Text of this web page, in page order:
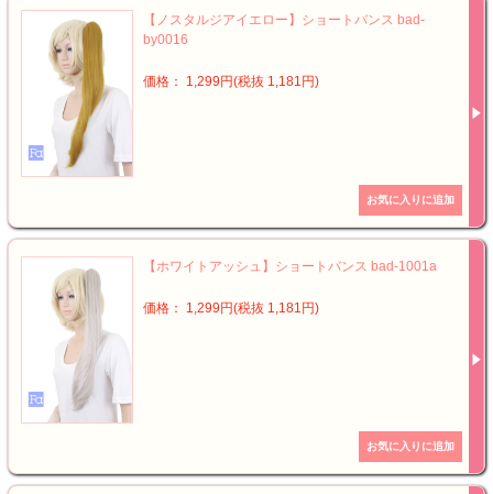
【ノスタルジアイエロー】ショートバンス bad-
by0016
価格： 1,299円(税抜 1,181円)
【ホワイトアッシュ】ショートバンス bad-1001a
価格： 1,299円(税抜 1,181円)